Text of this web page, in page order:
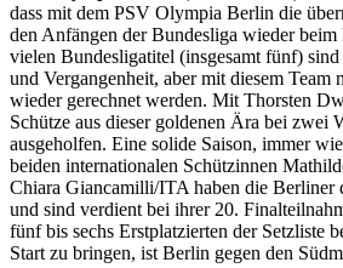
dass mit dem PSV Olympia Berlin die
den Anfängen der Bundesliga wieder
vielen Bundesligatitel (insgesamt fünf)
und Vergangenheit, aber mit diesem Team
wieder gerechnet werden. Mit Thorsten
Schütze aus dieser goldenen Ära bei zwei
ausgeholfen. Eine solide Saison, immer
beiden internationalen Schützinnen
Chiara Giancamilli/ITA haben die Berliner
und sind verdient bei ihrer 20.
fünf bis sechs Erstplatzierten der Setzliste
Start zu bringen, ist Berlin gegen den